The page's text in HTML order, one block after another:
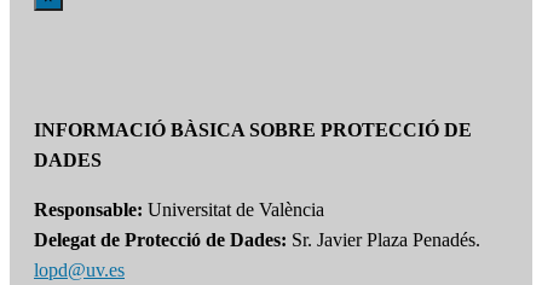
INFORMACIÓ BÀSICA SOBRE PROTECCIÓ DE
DADES
Responsable: Universitat de València
Delegat de Protecció de Dades: Sr. Javier Plaza Penadés.
lopd@uv.es